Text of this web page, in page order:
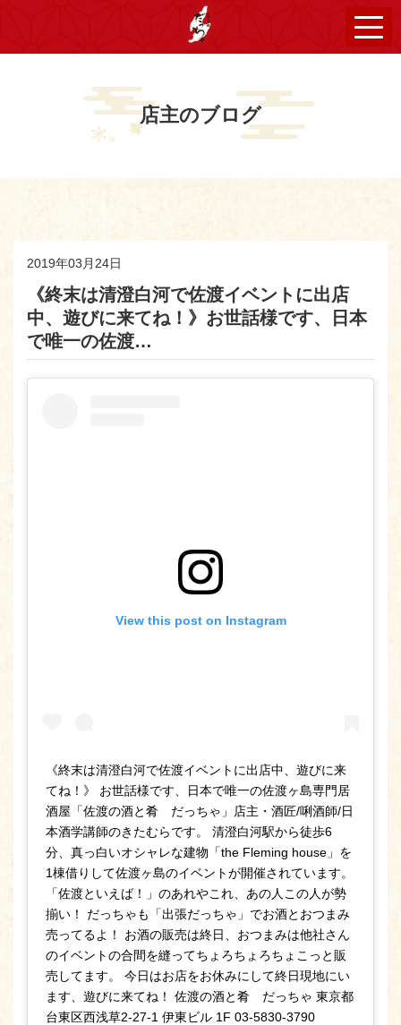
店主のブログ
2019年03月24日
《終末は清澄白河で佐渡イベントに出店
中、遊びに来てね！》お世話様です、日本
で唯一の佐渡…
View this post on Instagram
《終末は清澄白河で佐渡イベントに出店中、遊びに来
てね！》 お世話様です、日本で唯一の佐渡ヶ島専門居
酒屋「佐渡の酒と肴 だっちゃ」店主・酒匠/唎酒師/日
本酒学講師のきたむらです。 清澄白河駅から徒歩6
分、真っ白いオシャレな建物「the Fleming house」を
1棟借りして佐渡ヶ島のイベントが開催されています。
「佐渡といえば！」のあれやこれ、あの人この人が勢
揃い！ だっちゃも「出張だっちゃ」でお酒とおつまみ
売ってるよ！ お酒の販売は終日、おつまみは他社さん
のイベントの合間を縫ってちょろちょろちょこっと販
売してます。 今日はお店をお休みにして終日現地にい
ます、遊びに来てね！ 佐渡の酒と肴 だっちゃ 東京都
台東区西浅草2-27-1 伊東ビル 1F 03-5830-3790